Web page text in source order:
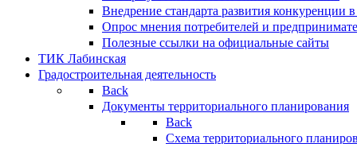
Внедрение стандарта развития конкуренции
Опрос мнения потребителей и
Полезные ссылки на официальные сайты
ТИК Лабинская
Градостроительная деятельность
Back
Документы территориального планирования
Back
Схема территориального